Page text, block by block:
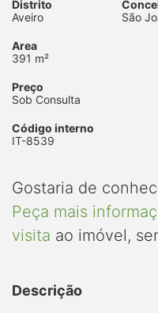
Distrito
Aveiro
São
Area
391 m²
Preço
Sob Consulta
Código interno
IT-8539
Gostaria de
Peça mais
visita ao imóvel,
Descrição